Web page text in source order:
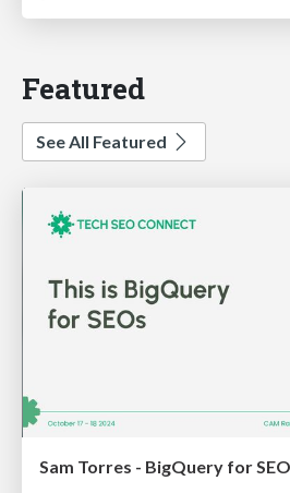
Featured
See All Featured
Sam Torres - BigQuery for